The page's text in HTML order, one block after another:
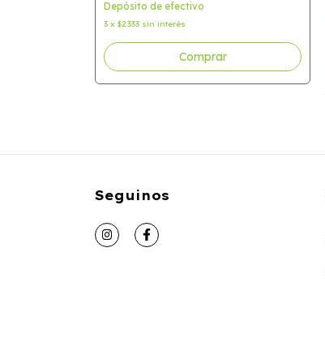
Depósito de efectivo
3 x $2.333 sin interés
Seguinos